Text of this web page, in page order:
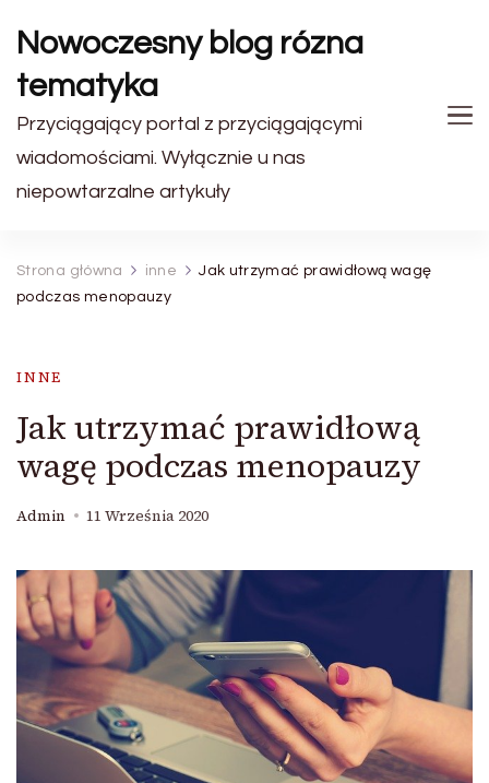
Nowoczesny blog rózna
tematyka
Przyciągający portal z przyciągającymi
wiadomościami. Wyłącznie u nas
niepowtarzalne artykuły
Strona główna inne
Jak utrzymać prawidłową wagę
podczas menopauzy
INNE
Jak utrzymać prawidłową
wagę podczas menopauzy
Admin 11 Września 2020